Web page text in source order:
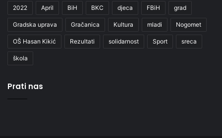
2022 April BiH BKC djeca FBiH grad
Gradska uprava Gračanica Kultura mladi Nogomet
OŠ Hasan Kikić Rezultati solidarnost Sport sreca
škola
Prati nas